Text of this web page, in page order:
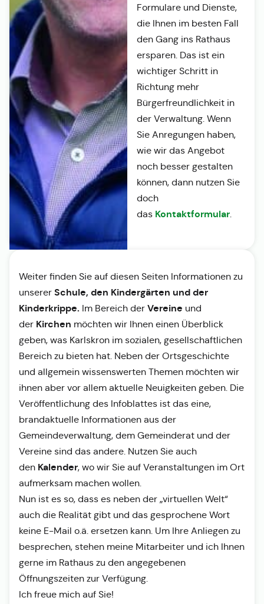
Formulare und Dienste,
die Ihnen im besten Fall
den Gang ins Rathaus
ersparen. Das ist ein
wichtiger Schritt in
Richtung mehr
Bürgerfreundlichkeit in
der Verwaltung. Wenn
Sie Anregungen haben,
wie wir das Angebot
noch besser gestalten
können, dann nutzen Sie
doch
das Kontaktformular.
Weiter finden Sie auf diesen Seiten Informationen zu
unserer Schule, den Kindergärten und der
Kinderkrippe. Im Bereich der Vereine und
der Kirchen möchten wir Ihnen einen Überblick
geben, was Karlskron im sozialen, gesellschaftlichen
Bereich zu bieten hat. Neben der Ortsgeschichte
und allgemein wissenswerten Themen möchten wir
ihnen aber vor allem aktuelle Neuigkeiten geben. Die
Veröffentlichung des Infoblattes ist das eine,
brandaktuelle Informationen aus der
Gemeindeverwaltung, dem Gemeinderat und der
Vereine sind das andere. Nutzen Sie auch
den Kalender, wo wir Sie auf Veranstaltungen im Ort
aufmerksam machen wollen.
Nun ist es so, dass es neben der „virtuellen Welt“
auch die Realität gibt und das gesprochene Wort
keine E-Mail o.ä. ersetzen kann. Um Ihre Anliegen zu
besprechen, stehen meine Mitarbeiter und ich Ihnen
gerne im Rathaus zu den angegebenen
Öffnungszeiten zur Verfügung.
Ich freue mich auf Sie!